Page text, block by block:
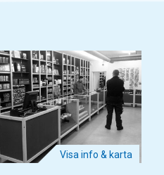
Visa info & karta